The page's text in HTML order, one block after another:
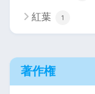
紅葉 1
著作権